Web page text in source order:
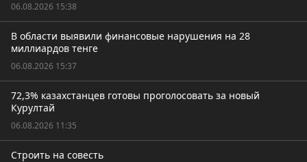
06.08.2026 15:38
В области выявили финансовые нарушения на 28
миллиардов тенге
06.08.2026 15:37
72,3% казахстанцев готовы проголосовать за новый
Курултай
06.08.2026 11:35
Строить на совесть